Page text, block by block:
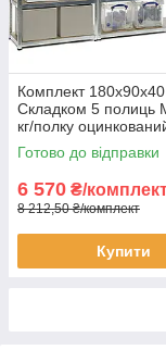
Комплект
Складком 5 полиць
кг/полку
дому офісу склад 3
Готово до відправки
6 570 ₴/
8 212,50 ₴/комплект
Купити